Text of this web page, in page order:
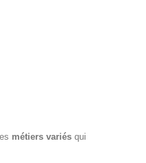
métiers variés qui